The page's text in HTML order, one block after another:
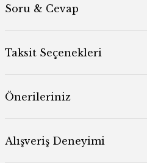
Soru & Cevap
Taksit Seçenekleri
Önerileriniz
Alışveriş Deneyimi